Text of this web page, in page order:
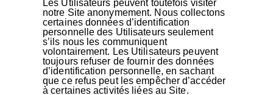
Les Utilisateurs peuvent toutefois visiter
notre Site anonymement. Nous collectons
certaines données d’identification
personnelle des Utilisateurs seulement
s’ils nous les communiquent
volontairement. Les Utilisateurs peuvent
toujours refuser de fournir des données
d’identification personnelle, en sachant
que ce refus peut les empêcher d’accéder
à certaines activités liées au Site.